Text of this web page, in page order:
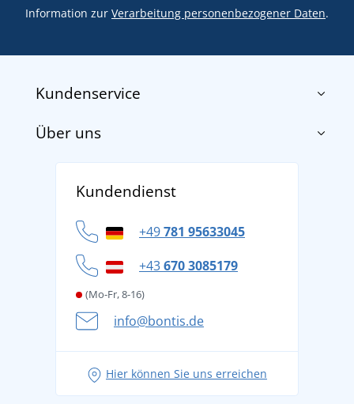
Information zur Verarbeitung personenbezogener Daten.
Kundenservice
Impressum
Versand und Zahlung
Datenschutz
Cookie-Richtlinie
Über uns
Für Unternehmen und Organisationen
Kundendienst
+49781 95633045
+43670 3085179
(Mo-Fr, 8-16)
info@bontis.de
Hier können Sie uns erreichen